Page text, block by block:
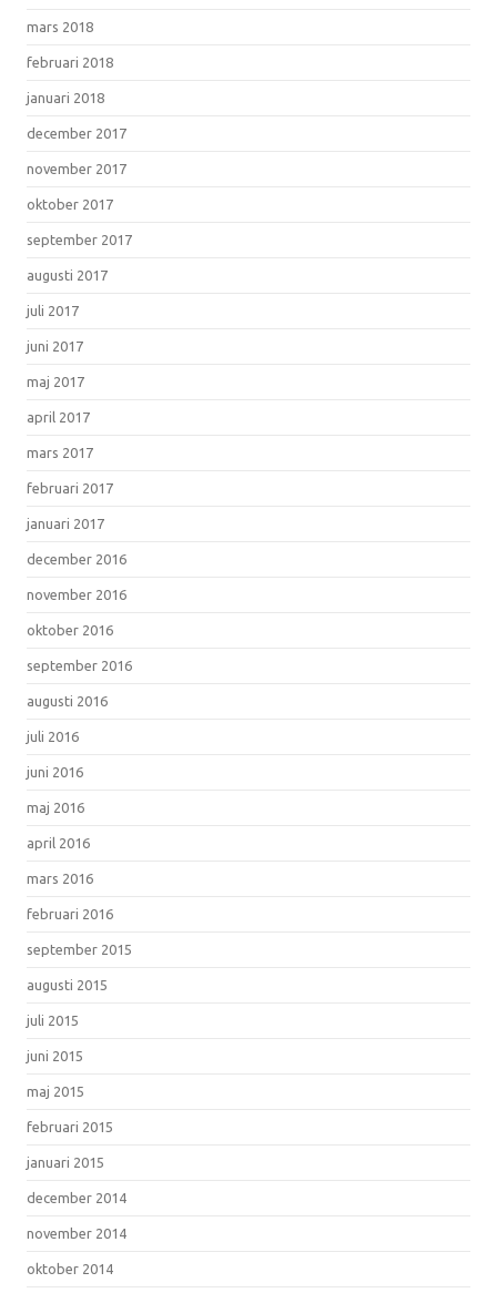
mars 2018
februari 2018
januari 2018
december 2017
november 2017
oktober 2017
september 2017
augusti 2017
juli 2017
juni 2017
maj 2017
april 2017
mars 2017
februari 2017
januari 2017
december 2016
november 2016
oktober 2016
september 2016
augusti 2016
juli 2016
juni 2016
maj 2016
april 2016
mars 2016
februari 2016
september 2015
augusti 2015
juli 2015
juni 2015
maj 2015
februari 2015
januari 2015
december 2014
november 2014
oktober 2014